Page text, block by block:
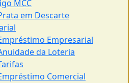
MCC
em Descarte
Empresarial
da Loteria
Comercial